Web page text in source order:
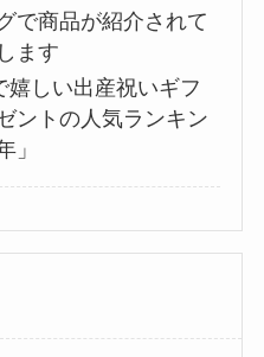
で商品が紹介されて
ます
嬉しい出産祝いギフ
ントの人気ランキン
」